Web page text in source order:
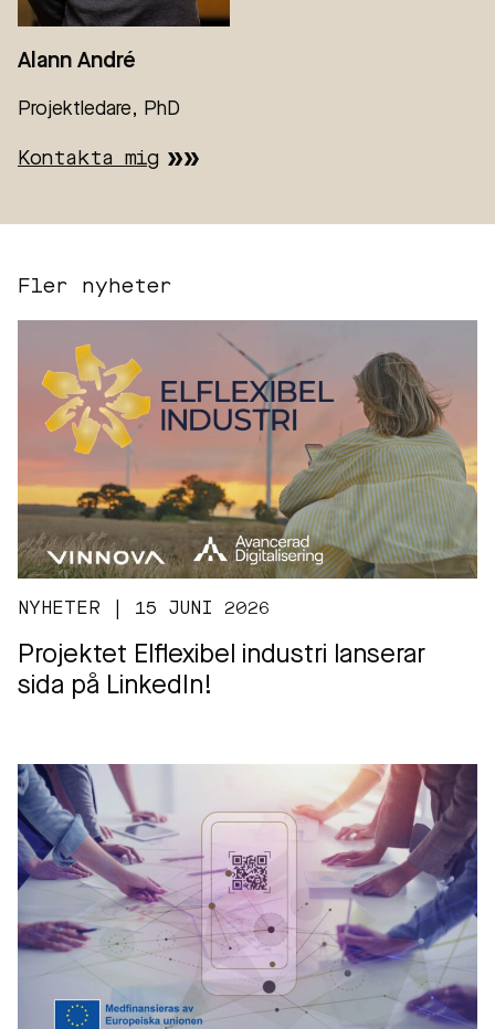
Alann André
Projektledare, PhD
Kontakta mig
Fler nyheter
NYHETER | 15 JUNI 2026
Projektet Elflexibel industri lanserar
sida på LinkedIn!